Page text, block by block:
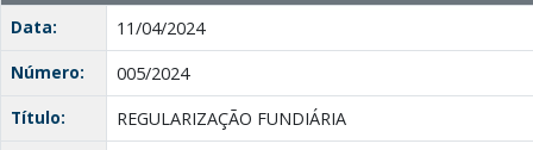
Data:
11/04/2024
Número:
005/2024
Título:
REGULARIZAÇÃO FUNDIÁRIA